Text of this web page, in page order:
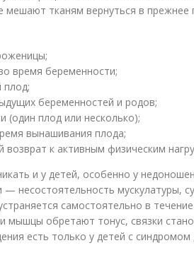
мешают тканям вернуться в
время беременности;
плод;
беременностей и родов;
(один плод или несколько);
вынашивания плода;
к активным физическим
и у детей, особенно у
— несостоятельность мускулатуры,
самостоятельно в
мышцы обретают тонус, связки
есть только у детей с синдромом